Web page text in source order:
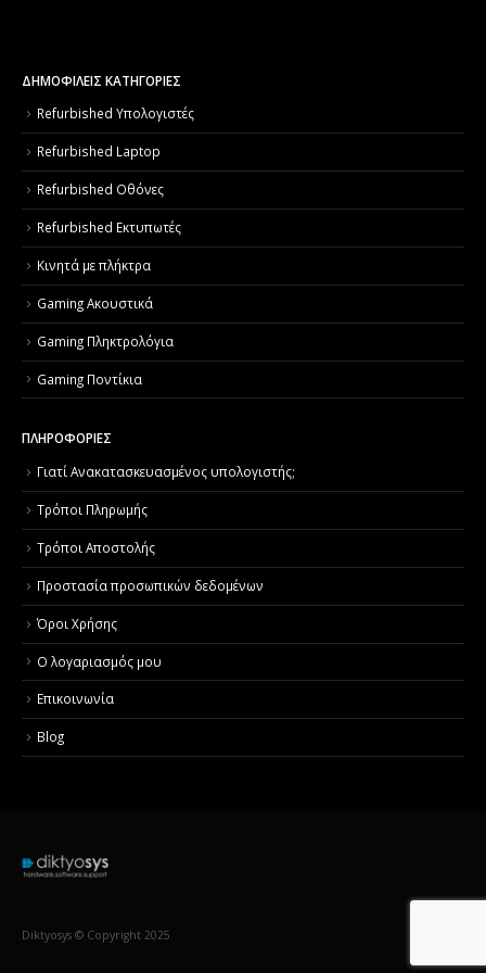
ΔΗΜΟΦΙΛΕΙΣ ΚΑΤΗΓΟΡΙΕΣ
Refurbished Υπολογιστές
Refurbished Laptop
Refurbished Οθόνες
Refurbished Εκτυπωτές
Κινητά με πλήκτρα
Gaming Ακουστικά
Gaming Πληκτρολόγια
Gaming Ποντίκια
ΠΛΗΡΟΦΟΡΙΕΣ
Γιατί Aνακατασκευασμένος υπολογιστής;
Τρόποι Πληρωμής
Τρόποι Αποστολής
Προστασία προσωπικών δεδομένων
Όροι Χρήσης
Ο λογαριασμός μου
Επικοινωνία
Blog
Diktyosys © Copyright 2025